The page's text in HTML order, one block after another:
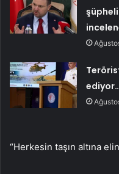
“Herkesin taşın altına